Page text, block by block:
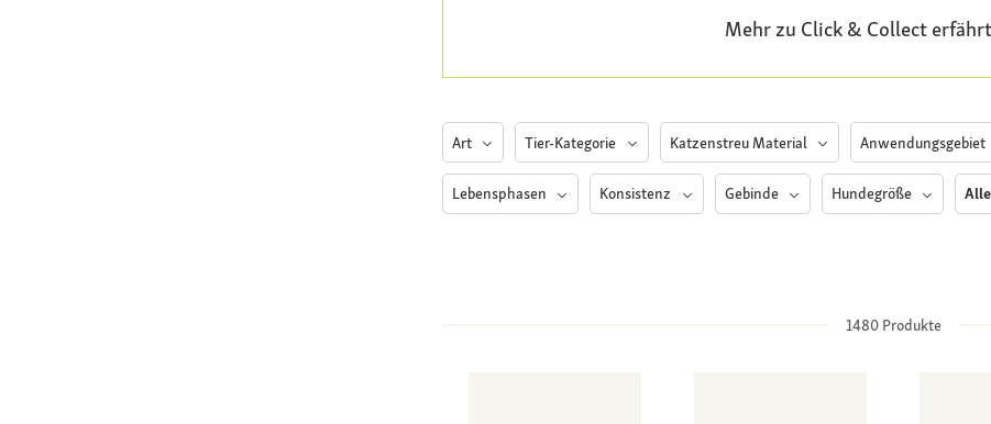
Mehr zu Click & Collect
Art Tier-Kategorie Katzenstreu Material Anwendungsgebiet
Lebensphasen Konsistenz Gebinde Hundegröße
1480Produkte